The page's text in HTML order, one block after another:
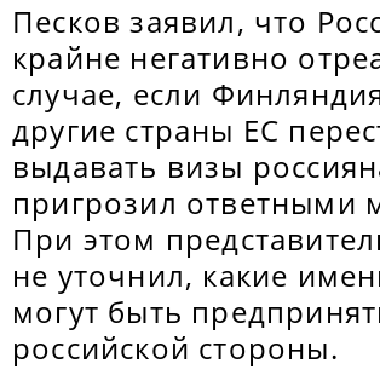
Песков заявил, что
крайне негативно
случае, если
другие страны ЕС
выдавать визы
пригрозил ответными
При этом
не уточнил, какие
могут быть
российской стороны.